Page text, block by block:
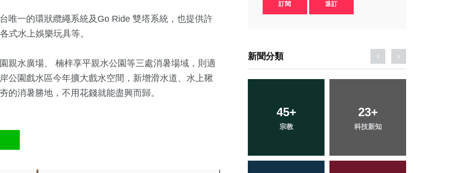
唯一的環狀纜繩系統及Go Ride 雙塔系統，也提供許
式水上娛樂玩具等。
親水廣場、 楠梓享平親水公園等三處消暑場域，則適
公園戲水區今年擴大戲水空間，新增滑水道、水上鞦
的消暑勝地，不用花錢就能盡興而歸。
訂閱 退訂
新聞分類
45+
宗教
23+
科技新知
143+
健康
147+
文教